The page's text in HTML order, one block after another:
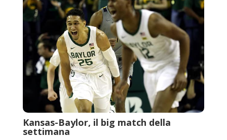
Kansas-Baylor, il big match della
settimana